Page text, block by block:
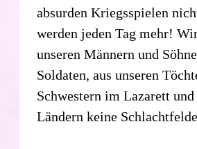
absurden Kriegsspielen
werden jeden Tag mehr!
unseren Männern und
Soldaten, aus unseren
Schwestern im Lazarett und
Ländern keine